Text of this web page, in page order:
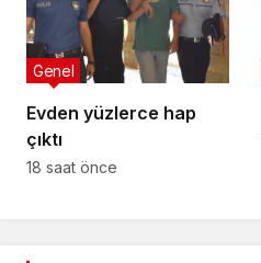
Evden yüzlerce hap
çıktı
Genel
18 saat önce